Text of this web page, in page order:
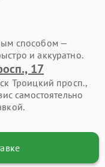
способом —
и аккуратно.
17
Троицкий просп.,
самостоятельно